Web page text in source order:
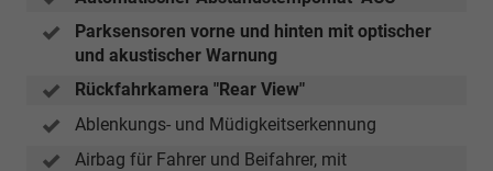
Parksensoren vorne und hinten mit optischer
und akustischer Warnung
Rückfahrkamera "Rear View"
Ablenkungs- und Müdigkeitserkennung
Airbag für Fahrer und Beifahrer, mit